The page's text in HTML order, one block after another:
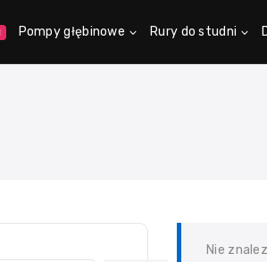
Pompy głębinowe Rury do studni
Nie